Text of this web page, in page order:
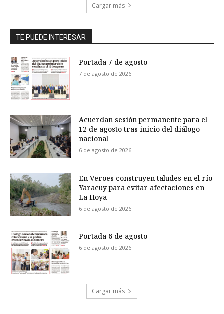
Cargar más
TE PUEDE INTERESAR
Portada 7 de agosto
7 de agosto de 2026
Acuerdan sesión permanente para el
12 de agosto tras inicio del diálogo
nacional
6 de agosto de 2026
En Veroes construyen taludes en el río
Yaracuy para evitar afectaciones en
La Hoya
6 de agosto de 2026
Portada 6 de agosto
6 de agosto de 2026
Cargar más